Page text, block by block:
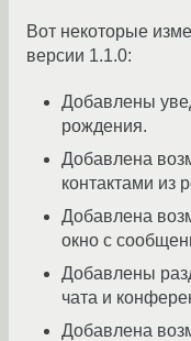
Вот некоторые
версии 1.1.0:
Добавлены
рождения.
Добавлена
контактами из
Добавлена
окно с
Добавлены
чата и
Добавлена